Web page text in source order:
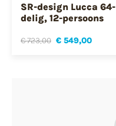
SR-design Lucca 64-
delig, 12-persoons
€ 723,00 € 549,00